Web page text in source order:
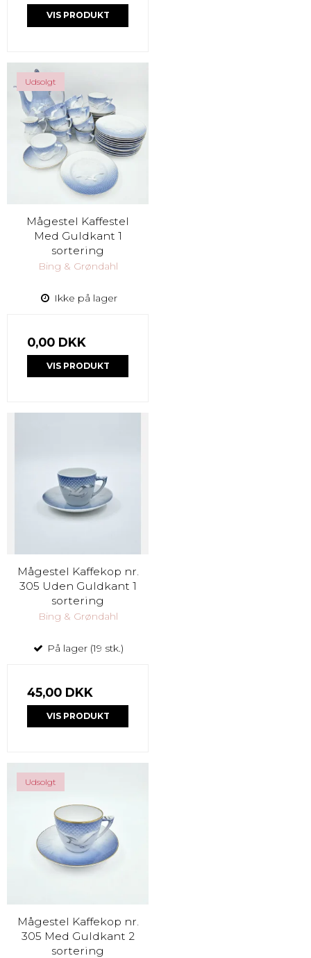
VIS PRODUKT
Udsolgt
Mågestel Kaffestel
Med Guldkant 1
sortering
Bing & Grøndahl
Ikke på lager
0,00 DKK
VIS PRODUKT
Mågestel Kaffekop nr.
305 Uden Guldkant 1
sortering
Bing & Grøndahl
På lager (19 stk.)
45,00 DKK
VIS PRODUKT
Udsolgt
Mågestel Kaffekop nr.
305 Med Guldkant 2
sortering